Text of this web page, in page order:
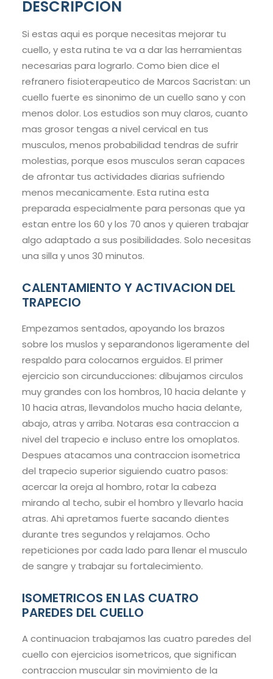
DESCRIPCION
Si estas aqui es porque necesitas mejorar tu
cuello, y esta rutina te va a dar las herramientas
necesarias para lograrlo. Como bien dice el
refranero fisioterapeutico de Marcos Sacristan: un
cuello fuerte es sinonimo de un cuello sano y con
menos dolor. Los estudios son muy claros, cuanto
mas grosor tengas a nivel cervical en tus
musculos, menos probabilidad tendras de sufrir
molestias, porque esos musculos seran capaces
de afrontar tus actividades diarias sufriendo
menos mecanicamente. Esta rutina esta
preparada especialmente para personas que ya
estan entre los 60 y los 70 anos y quieren trabajar
algo adaptado a sus posibilidades. Solo necesitas
una silla y unos 30 minutos.
CALENTAMIENTO Y ACTIVACION DEL
TRAPECIO
Empezamos sentados, apoyando los brazos
sobre los muslos y separandonos ligeramente del
respaldo para colocarnos erguidos. El primer
ejercicio son circunducciones: dibujamos circulos
muy grandes con los hombros, 10 hacia delante y
10 hacia atras, llevandolos mucho hacia delante,
abajo, atras y arriba. Notaras esa contraccion a
nivel del trapecio e incluso entre los omoplatos.
Despues atacamos una contraccion isometrica
del trapecio superior siguiendo cuatro pasos:
acercar la oreja al hombro, rotar la cabeza
mirando al techo, subir el hombro y llevarlo hacia
atras. Ahi apretamos fuerte sacando dientes
durante tres segundos y relajamos. Ocho
repeticiones por cada lado para llenar el musculo
de sangre y trabajar su fortalecimiento.
ISOMETRICOS EN LAS CUATRO
PAREDES DEL CUELLO
A continuacion trabajamos las cuatro paredes del
cuello con ejercicios isometricos, que significan
contraccion muscular sin movimiento de la